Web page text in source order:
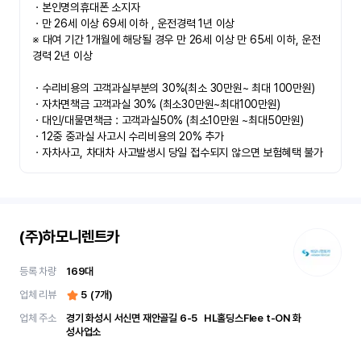
ㆍ본인명의휴대폰 소지자
ㆍ만 26세 이상 69세 이하 , 운전경력 1년 이상
※ 대여 기간 1개월에 해당될 경우 만 26세 이상 만 65세 이하, 운전
경력 2년 이상
ㆍ수리비용의 고객과실부분의 30%(최소 30만원~ 최대 100만원)
ㆍ자차면책금 고객과실 30% (최소30만원~최대100만원)
ㆍ대인/대물면책금 : 고객과실50% (최소10만원 ~최대50만원)
ㆍ12중 중과실 사고시 수리비용의 20% 추가
ㆍ자차사고, 차대차 사고발생시 당일 접수되지 않으면 보험혜택 불가
(주)하모니렌트카
등록 차량 169대
업체 리뷰
5 (7개)
업체 주소
경기 화성시 서신면 재안골길 6-5	 HL홀딩스Flee t-ON 화
성사업소